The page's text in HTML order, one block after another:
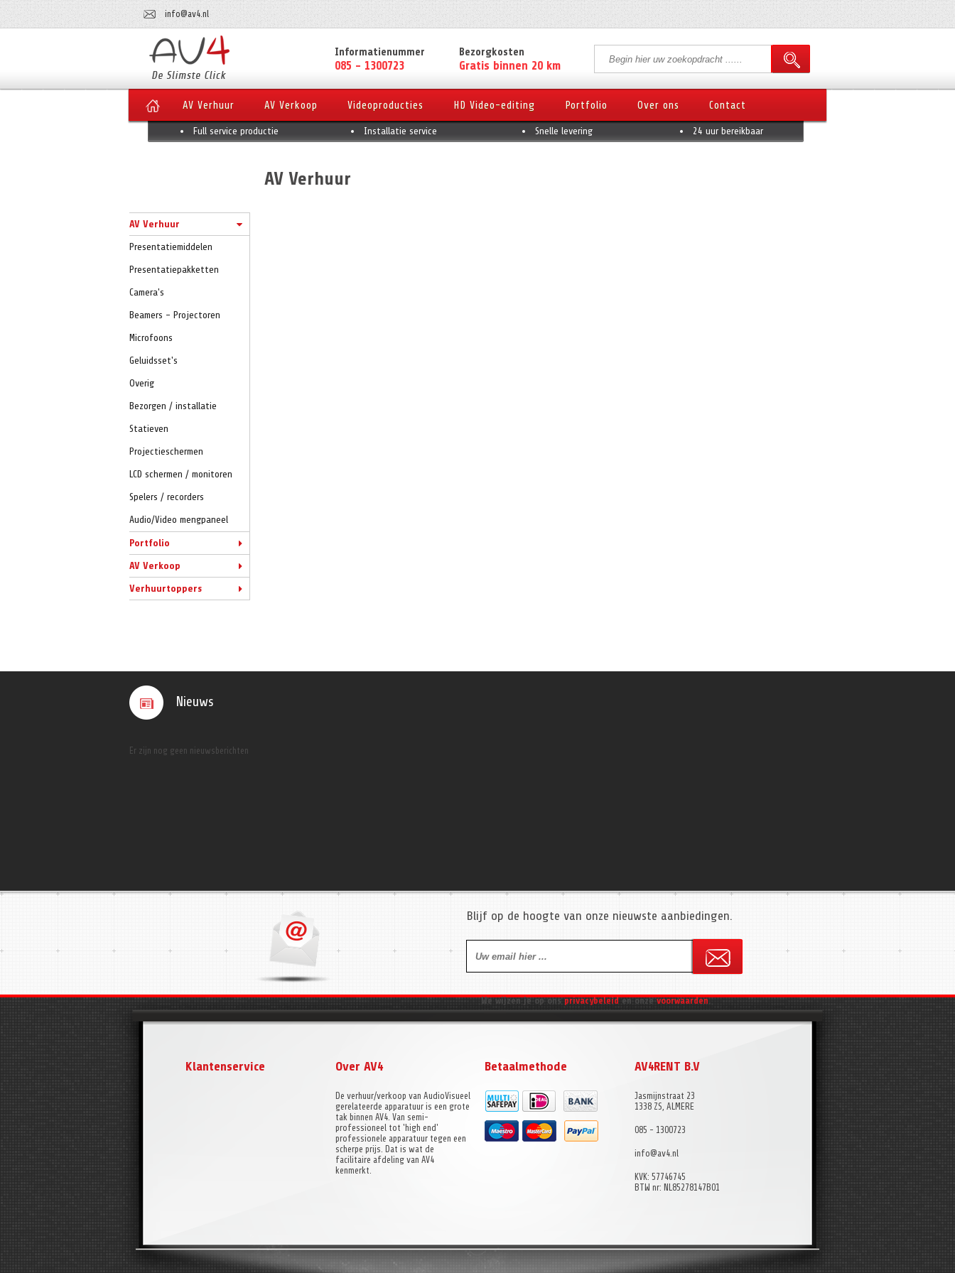
info@av4.nl
Informatienummer Bezorgkosten
085 - 1300723 Gratis binnen 20 km
AV Verhuur AV Verkoop Videoproducties HD Video-editing Portfolio Over ons Contact
Full service productie Installatie service Snelle levering 24 uur bereikbaar
AV Verhuur
AV Verhuur
Presentatiemiddelen
Presentatiepakketten
Camera's
Beamers - Projectoren
Microfoons
Geluidsset's
Overig
Bezorgen / installatie
Statieven
Projectieschermen
LCD schermen / monitoren
Spelers / recorders
Audio/Video mengpaneel
Portfolio
AV Verkoop
Verhuurtoppers
Nieuws
Er zijn nog geen nieuwsberichten
Blijf op de hoogte van onze nieuwste aanbiedingen.
We wijzen je op onsprivacybeleiden onzevoorwaarden.
Klantenservice Over AV4
De verhuur/verkoop van AudioVisueel
gerelateerde apparatuur is een grote
tak binnen AV4. Van semi-
professioneel tot 'high end'
professionele apparatuur tegen een
scherpe prijs. Dat is wat de
facilitaire afdeling van AV4
kenmerkt.
Betaalmethode AV4RENT B.V
Jasmijnstraat 23
1338 ZS, ALMERE
085 - 1300723
info@av4.nl
KVK: 57746745
BTW nr: NL85278147B01